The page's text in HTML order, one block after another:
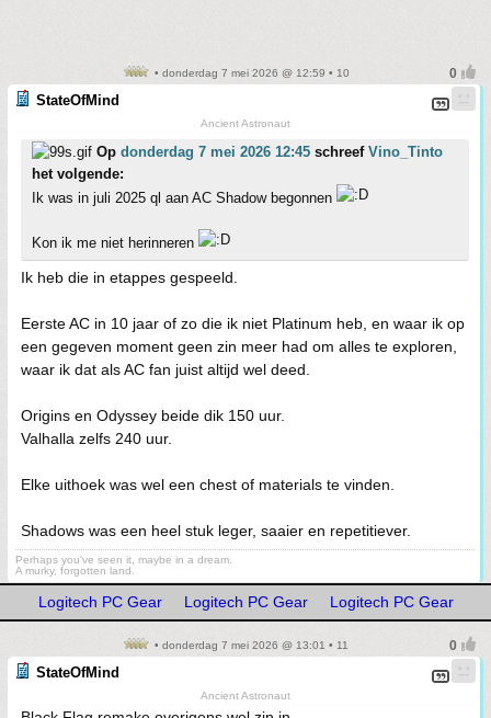
• donderdag 7 mei 2026 @ 12:59 • 10
StateOfMind
Ancient Astronaut
Op donderdag 7 mei 2026 12:45 schreef Vino_Tinto
het volgende:
Ik was in juli 2025 ql aan AC Shadow begonnen
Kon ik me niet herinneren
Ik heb die in etappes gespeeld.
Eerste AC in 10 jaar of zo die ik niet Platinum heb, en waar ik op
een gegeven moment geen zin meer had om alles te exploren,
waar ik dat als AC fan juist altijd wel deed.
Origins en Odyssey beide dik 150 uur.
Valhalla zelfs 240 uur.
Elke uithoek was wel een chest of materials te vinden.
Shadows was een heel stuk leger, saaier en repetitiever.
Perhaps you've seen it, maybe in a dream.
A murky, forgotten land.
Logitech PC Gear Logitech PC Gear Logitech PC Gear
• donderdag 7 mei 2026 @ 13:01 • 11
StateOfMind
Ancient Astronaut